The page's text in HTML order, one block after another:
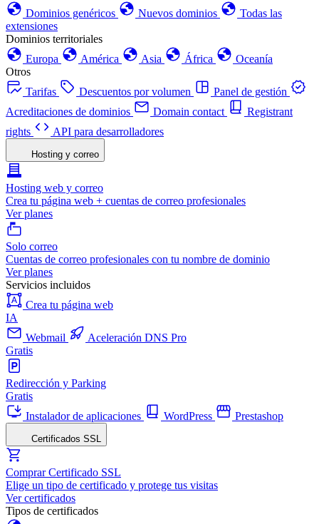
Dominios genéricos
Nuevos dominios
Todas las
extensiones
Dominios territoriales
Europa
América Asia África
Oceanía
Otros
Tarifas
Descuentos por volumen
Panel de gestión
Acreditaciones de dominios
Domain contact
Registrant
rights
API para desarrolladores
Hosting y correo
Hosting web y correo
Crea tu página web + cuentas de correo profesionales
Ver planes
Solo correo
Cuentas de correo profesionales con tu nombre de dominio
Ver planes
Servicios incluidos
Crea tu página web
IA
Webmail
Aceleración DNS Pro
Gratis
Redirección y Parking
Gratis
Instalador de aplicaciones
WordPress Prestashop
Certificados SSL
Comprar Certificado SSL
Elige un tipo de certificado y protege tus visitas
Ver certificados
Tipos de certificados